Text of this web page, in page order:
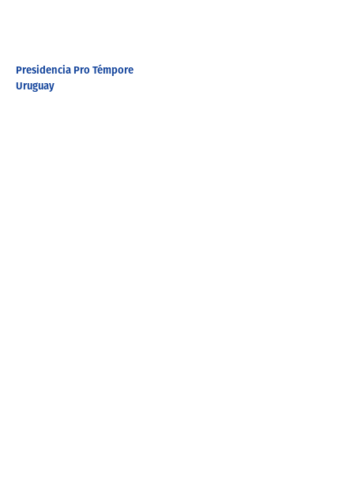
Presidencia Pro Témpore
Uruguay